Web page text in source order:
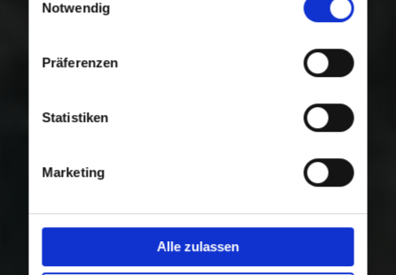
Nutzung der Dienste gesammelt haben.
Notwendig
Präferenzen
Statistiken
Marketing
Alle zulassen